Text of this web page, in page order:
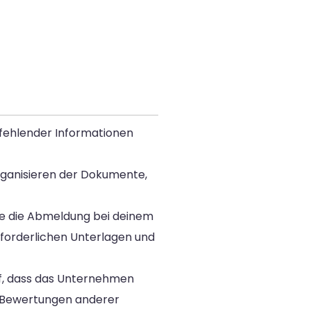
Informationen
der Dokumente,
die Abmeldung bei deinem
Unterlagen und
dass das Unternehmen
anderer